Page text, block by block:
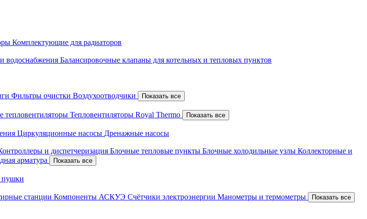
Комплектующие для радиаторов
водоснабжения Балансировочные клапаны для котельных и тепловых пунктов
Фильтры очистки Воздухоотводчики Показать все
тепловентиляторы Тепловентиляторы Royal Thermo Показать все
Циркуляционные насосы Дренажные насосы
и диспетчеризация Блочные тепловые пункты Блочные холодильные узлы Коллекторные и
арматура Показать все
пушки
станции Компоненты АСКУЭ Счётчики электроэнергии Манометры и термометры Показать все